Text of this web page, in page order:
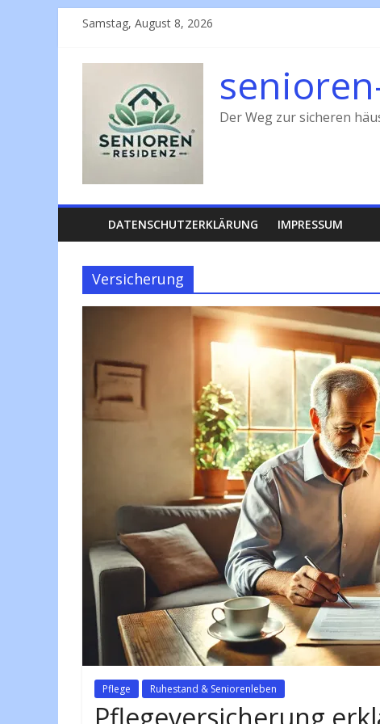
ZumSamstag, August 8, 2026
Der Weg zur sicheren
DATENSCHUTZERKLÄRUNG IMPRESSUM
Versicherung
Pflege Ruhestand & Seniorenleben